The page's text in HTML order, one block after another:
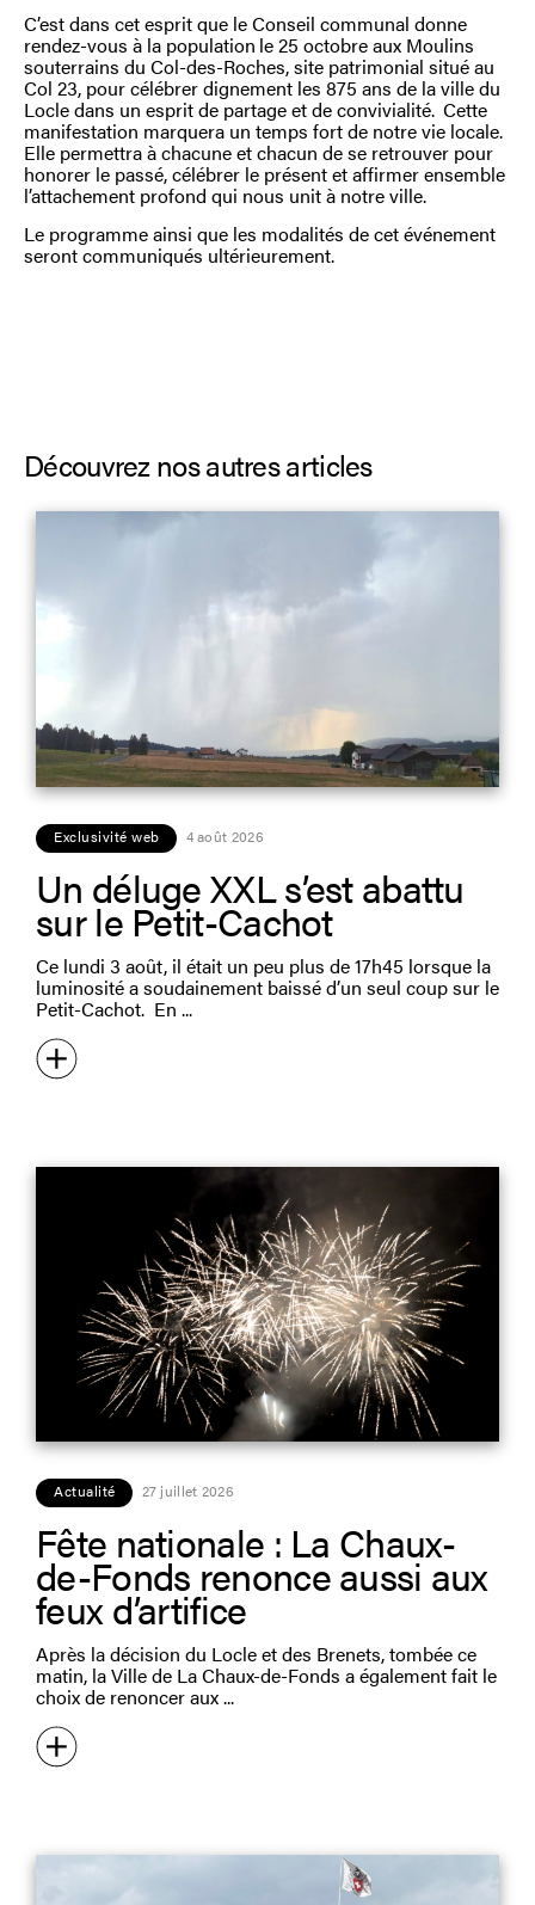
C’est dans cet esprit que le Conseil communal donne
rendez-vous à la population le 25 octobre aux Moulins
souterrains du Col-des-Roches, site patrimonial situé au
Col 23, pour célébrer dignement les 875 ans de la ville du
Locle dans un esprit de partage et de convivialité. Cette
manifestation marquera un temps fort de notre vie locale.
Elle permettra à chacune et chacun de se retrouver pour
honorer le passé, célébrer le présent et affirmer ensemble
l’attachement profond qui nous unit à notre ville.
Le programme ainsi que les modalités de cet événement
seront communiqués ultérieurement.
Découvrez nos autres articles
Exclusivité web 4 août 2026
Un déluge XXL s’est abattu
sur le Petit-Cachot
Ce lundi 3 août, il était un peu plus de 17h45 lorsque la
luminosité a soudainement baissé d’un seul coup sur le
Petit-Cachot. En
Actualité 27 juillet 2026
Fête nationale : La Chaux-
de-Fonds renonce aussi aux
feux d’artifice
Après la décision du Locle et des Brenets, tombée ce
matin, la Ville de La Chaux-de-Fonds a également fait le
choix de renoncer aux